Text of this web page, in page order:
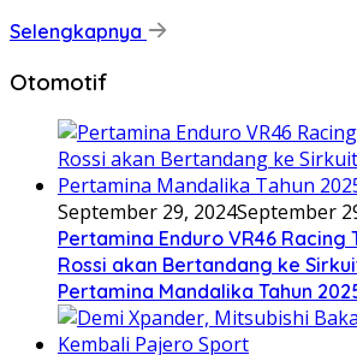
Selengkapnya
Otomotif
September 29, 2024September
Pertamina Enduro VR46 Racing
Rossi akan Bertandang ke
Pertamina Mandalika Tahun